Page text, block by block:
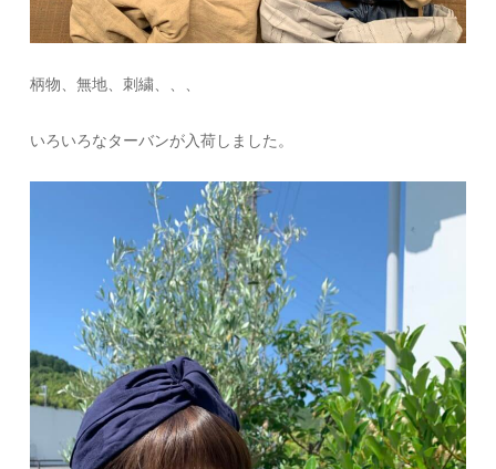
柄物、無地、刺繍、、、
いろいろなターバンが入荷しました。